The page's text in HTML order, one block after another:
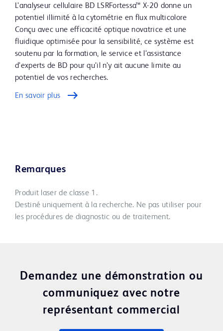
L’analyseur cellulaire BD LSRFortessa™ X-20 donne un
potentiel illimité à la cytométrie en flux multicolore
Conçu avec une efficacité optique novatrice et une
fluidique optimisée pour la sensibilité, ce système est
soutenu par la formation, le service et l’assistance
d’experts de BD pour qu’il n’y ait aucune limite au
potentiel de vos recherches.
En savoir plus
Remarques
Produit laser de classe 1.
Destiné uniquement à la recherche. Ne pas utiliser pour
les procédures de diagnostic ou de traitement.
Demandez une démonstration ou
communiquez avec notre
représentant commercial